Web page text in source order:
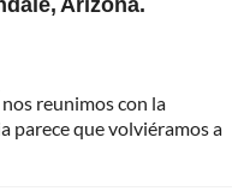
reunimos con la
parece que volviéramos a